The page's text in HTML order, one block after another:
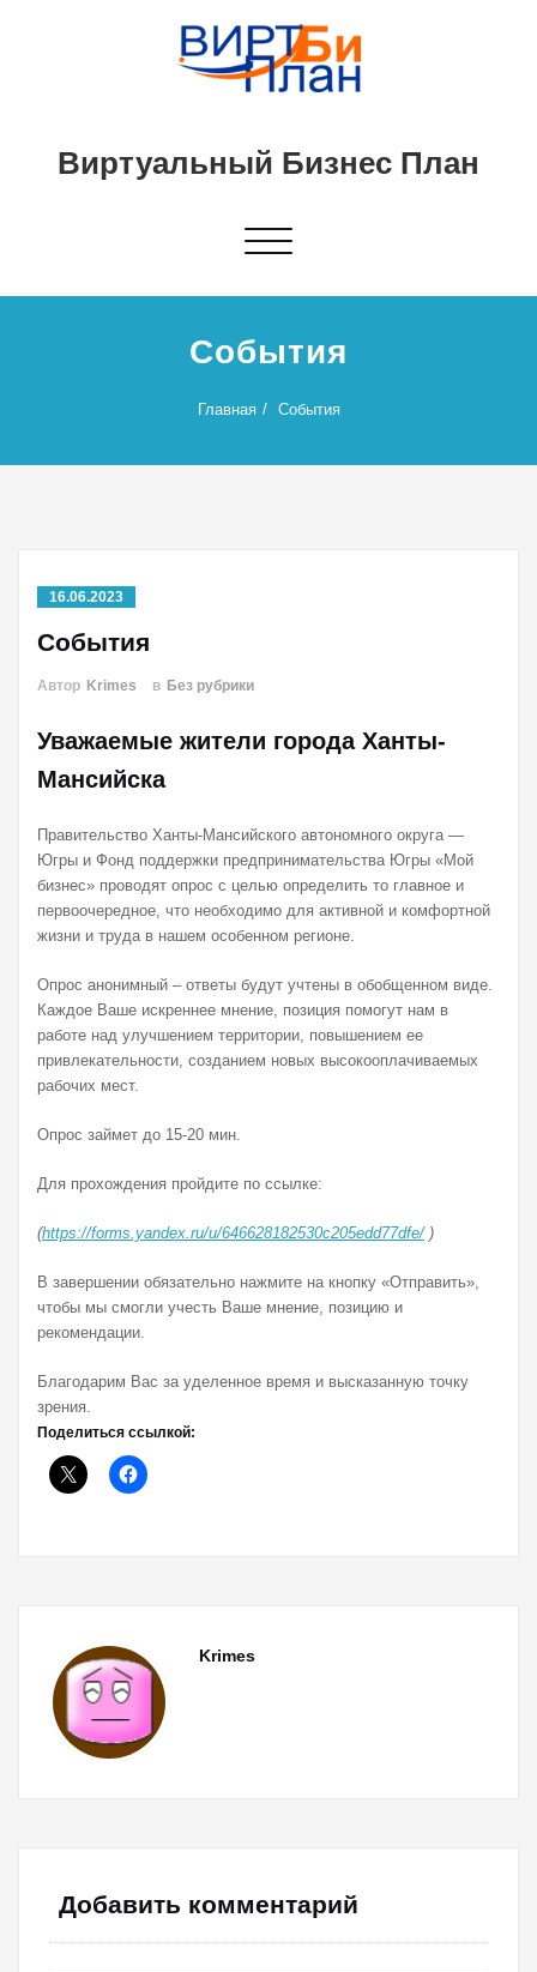
Виртуальный Бизнес План
Показать/
навигацию
События
Главная События
16.06.2023
События
Автор Krimes в Без рубрики
Уважаемые жители города Ханты-
Мансийска
Правительство Ханты-Мансийского автономного округа —
Югры и Фонд поддержки предпринимательства Югры «Мой
бизнес» проводят опрос с целью определить то главное и
первоочередное, что необходимо для активной и комфортной
жизни и труда в нашем особенном регионе.
Опрос анонимный – ответы будут учтены в обобщенном виде.
Каждое Ваше искреннее мнение, позиция помогут нам в
работе над улучшением территории, повышением ее
привлекательности, созданием новых высокооплачиваемых
рабочих мест.
Опрос займет до 15-20 мин.
Для прохождения пройдите по ссылке:
(https://forms.yandex.ru/u/646628182530c205edd77dfe/)
В завершении обязательно нажмите на кнопку «Отправить»,
чтобы мы смогли учесть Ваше мнение, позицию и
рекомендации.
Благодарим Вас за уделенное время и высказанную точку
зрения.
Поделиться ссылкой:
Krimes
Добавить комментарий